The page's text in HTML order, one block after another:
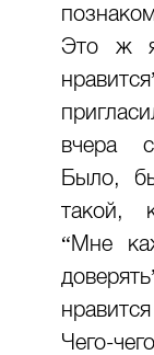
Это ж
вчера
Было,
такой,
“Мне
Чего-